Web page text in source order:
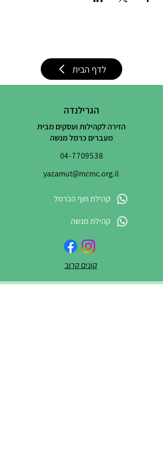
לדף הבית
הגרילנדה
הזירה לקהילות ועסקים מבית
מעברים כרמל מנשה
04-7709538
yazamut@mcmc.org.il
קהילת חוף הכרמל
קהילת מנשה
קונים קרוב